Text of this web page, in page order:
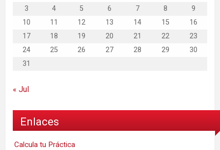
3
4 5 6 7 8
9
10
11 12 13 14 15
16
17
18 19 20 21 22
23
24
25 26 27 28 29
30
31
« Jul
Enlaces
Calcula tu Práctica